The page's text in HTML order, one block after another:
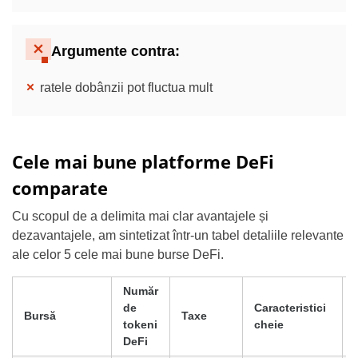
Argumente contra:
ratele dobânzii pot fluctua mult
Cele mai bune platforme DeFi
comparate
Cu scopul de a delimita mai clar avantajele și
dezavantajele, am sintetizat într-un tabel detaliile relevante
ale celor 5 cele mai bune burse DeFi.
Bursă
Număr
de
tokeni
DeFi
Taxe
Caracteristici
cheie